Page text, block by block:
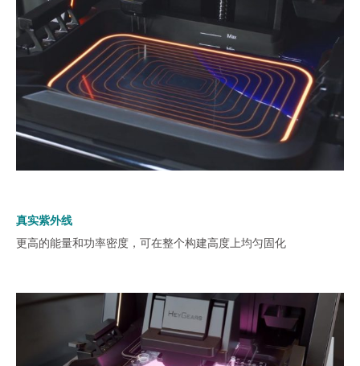
真实紫外线
更高的能量和功率密度，可在整个构建高度上均匀固化